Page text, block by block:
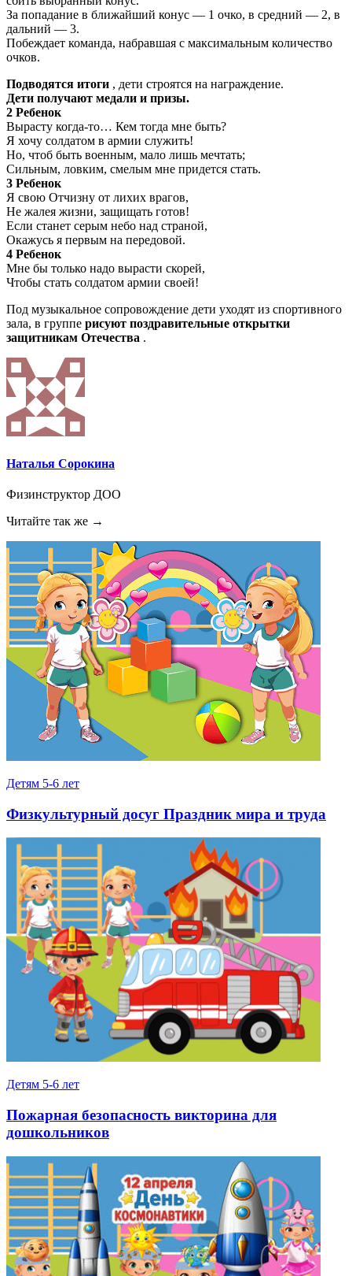
За попадание в ближайший конус — 1 очко, в средний — 2, в
дальний — 3.
Побеждает команда, набравшая с максимальным количество
очков.
Подводятся итоги , дети строятся на награждение.
Дети получают медали и призы.
2 Ребенок
Вырасту когда-то… Кем тогда мне быть?
Я хочу солдатом в армии служить!
Но, чтоб быть военным, мало лишь мечтать;
Сильным, ловким, смелым мне придется стать.
3 Ребенок
Я свою Отчизну от лихих врагов,
Не жалея жизни, защищать готов!
Если станет серым небо над страной,
Окажусь я первым на передовой.
4 Ребенок
Мне бы только надо вырасти скорей,
Чтобы стать солдатом армии своей!
Под музыкальное сопровождение дети уходят из спортивного
зала, в группе рисуют поздравительные открытки
защитникам Отечества .
Наталья Сорокина
Физинструктор ДОО
Читайте так же →
Детям 5-6 лет
Физкультурный досуг Праздник мира и труда
Детям 5-6 лет
Пожарная безопасность викторина для
дошкольников